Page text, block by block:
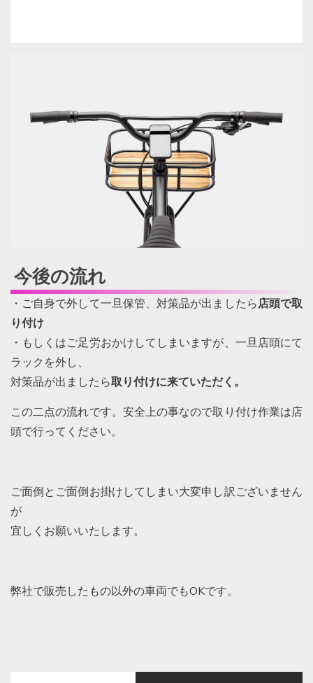
今後の流れ
・ご自身で外して一旦保管、対策品が出ましたら店頭で取
り付け
・もしくはご足労おかけしてしまいますが、一旦店頭にて
ラックを外し、
対策品が出ましたら取り付けに来ていただく。
この二点の流れです。安全上の事なので取り付け作業は店
頭で行ってください。
ご面倒とご面倒お掛けしてしまい大変申し訳ございません
が
宜しくお願いいたします。
弊社で販売したもの以外の車両でもOKです。